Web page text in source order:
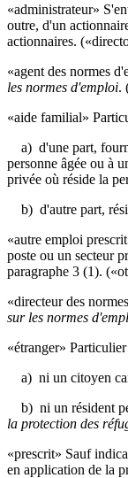
«administrateur»
outre, d'un
actionnaires.
«agent des normes
les normes d'emploi.
«aide familial»
a) d'une part,
personne âgée ou à
privée où réside la
b) d'autre part,
«autre emploi
poste ou un secteur
paragraphe 3 (1).
«directeur des
sur les normes
«étranger»
a) ni un citoyen
b) ni un résident
la protection des
«prescrit» Sauf
en application de la